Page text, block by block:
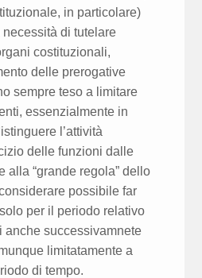
in particolare)
di tutelare
costituzionali,
delle prerogative
sempre teso a limitare
essenzialmente in
l’attività
delle funzioni dalle
alla “grande regola” dello
possibile far
per il periodo relativo
anche successivamnete
limitatamente a
di tempo.